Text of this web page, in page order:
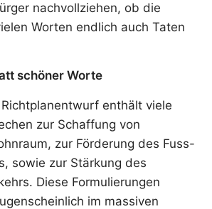
nachvollziehen, ob die
Worten endlich auch Taten
schöner Worte
enthält viele
zur Schaffung von
zur Förderung des Fuss-
sowie zur Stärkung des
Diese Formulierungen
im massiven